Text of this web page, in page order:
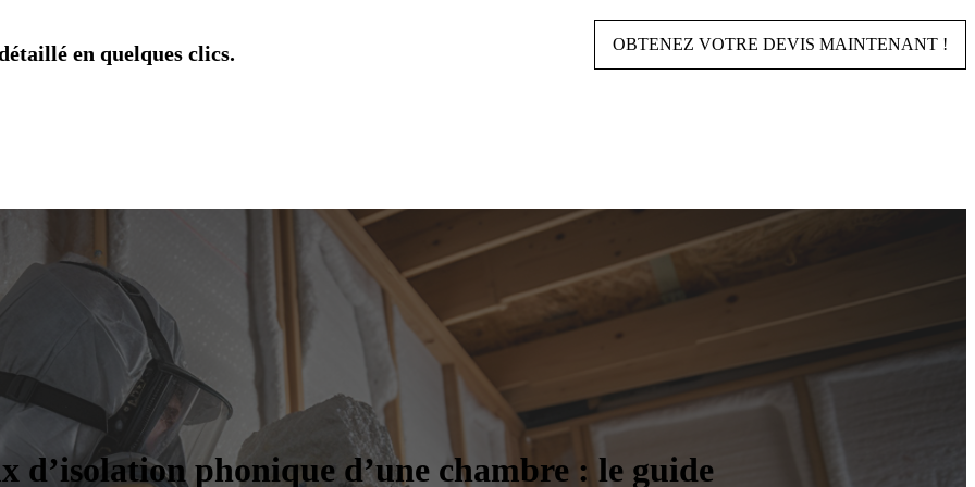
en quelques clics. OBTENEZ VOTRE DEVIS MAINTENANT !
d’isolation phonique d’une chambre : le guide